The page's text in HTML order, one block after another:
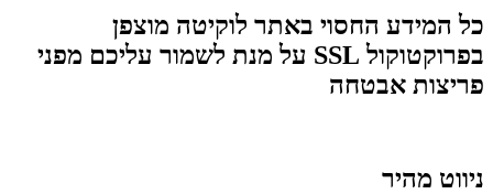
כל המידע החסוי באתר לוקיטה מוצפן
בפרוקטוקול SSL על מנת לשמור עליכם מפני
פריצות אבטחה
ניווט מהיר